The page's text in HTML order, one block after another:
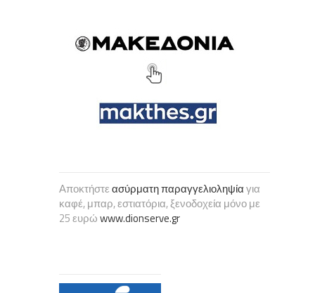
Αποκτήστεασύρματη παραγγελιοληψίαγια
καφέ, μπαρ, εστιατόρια, ξενοδοχεία μόνο με
25 ευρώwww.dionserve.gr